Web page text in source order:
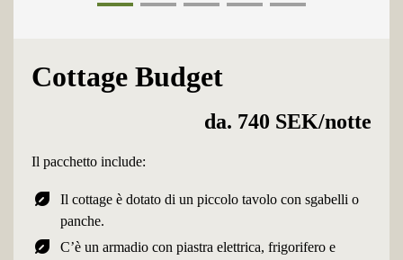
Cottage Budget
da. 740 SEK/notte
Il pacchetto include:
nest_eco_leaf
Il cottage è dotato di un piccolo tavolo con sgabelli o
panche.
nest_eco_leaf
C’è un armadio con piastra elettrica, frigorifero e